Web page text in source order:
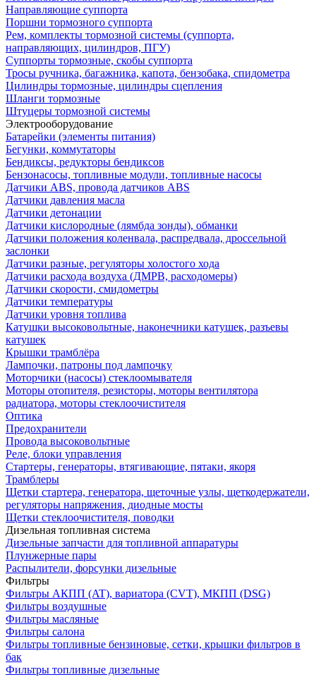
Направляющие суппорта
Поршни тормозного суппорта
Рем, комплекты тормозной системы (суппорта,
направляющих, цилиндров, ПГУ)
Суппорты тормозные, скобы суппорта
Тросы ручника, багажника, капота, бензобака, спидометра
Цилиндры тормозные, цилиндры сцепления
Шланги тормозные
Штуцеры тормозной системы
Электрооборудование
Батарейки (элементы питания)
Бегунки, коммутаторы
Бендиксы, редукторы бендиксов
Бензонасосы, топливные модули, топливные насосы
Датчики ABS, провода датчиков ABS
Датчики давления масла
Датчики детонации
Датчики кислородные (лямбда зонды), обманки
Датчики положения коленвала, распредвала, дроссельной
заслонки
Датчики разные, регуляторы холостого хода
Датчики расхода воздуха (ДМРВ, расходомеры)
Датчики скорости, смидометры
Датчики температуры
Датчики уровня топлива
Катушки высоковольтные, наконечники катушек, разъевы
катушек
Крышки трамблёра
Лампочки, патроны под лампочку
Моторчики (насосы) стеклоомывателя
Моторы отопителя, резисторы, моторы вентилятора
радиатора, моторы стеклоочистителя
Оптика
Предохранители
Провода высоковольтные
Реле, блоки управления
Стартеры, генераторы, втягивающие, пятаки, якоря
Трамблеры
Щетки стартера, генератора, щеточные узлы, щеткодержатели,
регуляторы напряжения, диодные мосты
Щетки стеклоочистителя, поводки
Дизельная топливная система
Дизельные запчасти для топливной аппаратуры
Плунжерные пары
Распылители, форсунки дизельные
Фильтры
Фильтры АКПП (AT), вариатора (CVT), МКПП (DSG)
Фильтры воздушные
Фильтры масляные
Фильтры салона
Фильтры топливные бензиновые, сетки, крышки фильтров в
бак
Фильтры топливные дизельные